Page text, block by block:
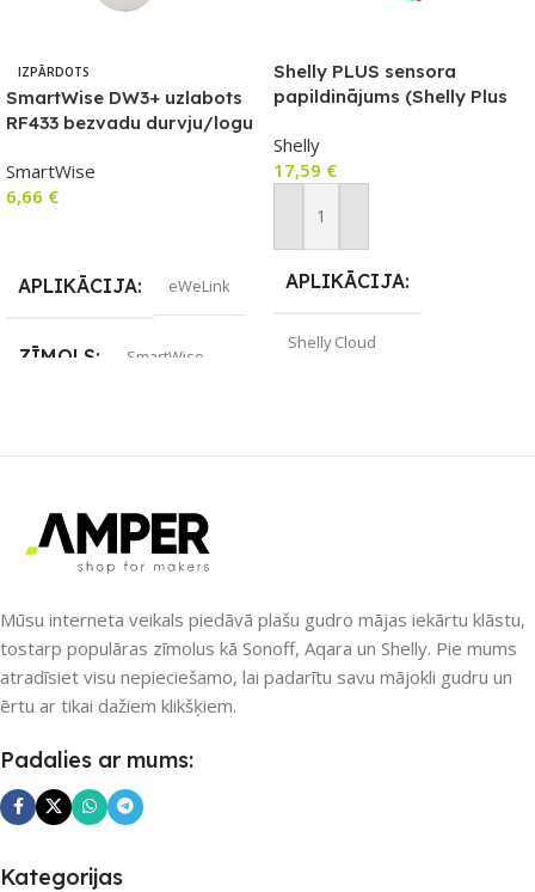
IZPĀRDOTS
SmartWise DW3+ uzlabots
RF433 bezvadu durvju/logu
eWeLink)
SmartWise
6,66 €
APLIKĀCIJA eWeLink
ZĪMOLS SmartWise
PIEEJAMS UZREIZ
Nē
UZREIZ PIEEJAMAIS
SKAITS
Shelly PLUS sensora
papildinājums (Shelly Plus
Shelly
17,59 €
Pievienot Grozam
APLIKĀCIJA
Shelly Cloud
4
Mūsu interneta veikals piedāvā plašu gudro mājas iekārtu klāstu,
tostarp populāras zīmolus kā Sonoff, Aqara un Shelly. Pie mums
atradīsiet visu nepieciešamo, lai padarītu savu mājokli gudru un
ērtu ar tikai dažiem klikšķiem.
Padalies ar mums:
Kategorijas